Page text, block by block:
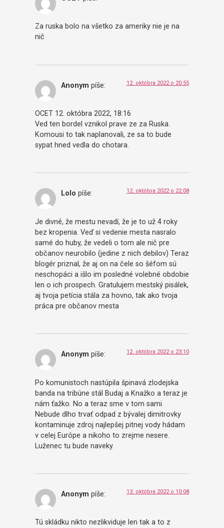
Za ruska bolo na všetko za ameriky nie je na
nič
Anonym píše: 12. októbra 2022 o 20:55
OCET 12. októbra 2022, 18:16
Ved ten bordel vznikol prave ze za Ruska.
Komousi to tak naplanovali, ze sa to bude
sypat hned vedla do chotara.
Lolo píše: 12. októbra 2022 o 22:08
Je divné, že mestu nevadí, že je to už 4 roky
bez kropenia. Veď si vedenie mesta nasralo
samé do huby, že vedeli o tom ale nič pre
občanov neurobilo (jedine z nich debilov) Teraz
blogér priznal, že aj on na čele so šéfom sú
neschopáci a išlo im posledné volebné obdobie
len o ich prospech. Gratulujem mestský pisálek,
aj tvoja petícia stála za hovno, tak ako tvoja
práca pre občanov mesta
Anonym píše: 12. októbra 2022 o 23:10
Po komunistoch nastúpila špinavá zlodejska
banda na tribúne stál Budaj a Knažko a teraz je
nám ťažko. No a teraz sme v tom sami.
Nebude dlho trvať odpad z bývalej dimitrovky
kontaminuje zdroj najlepšej pitnej vody hádam
v celej Európe a nikoho to zrejme nesere.
Luženec tu bude naveky.
Anonym píše: 13. októbra 2022 o 10:08
Tú skládku nikto nezlikviduje len tak a to z